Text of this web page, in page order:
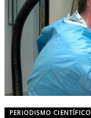
PERIODISMO CIENTÍFICO